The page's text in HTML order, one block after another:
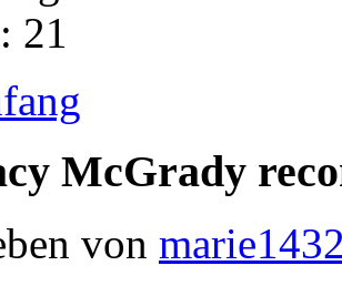
21
McGrady
von